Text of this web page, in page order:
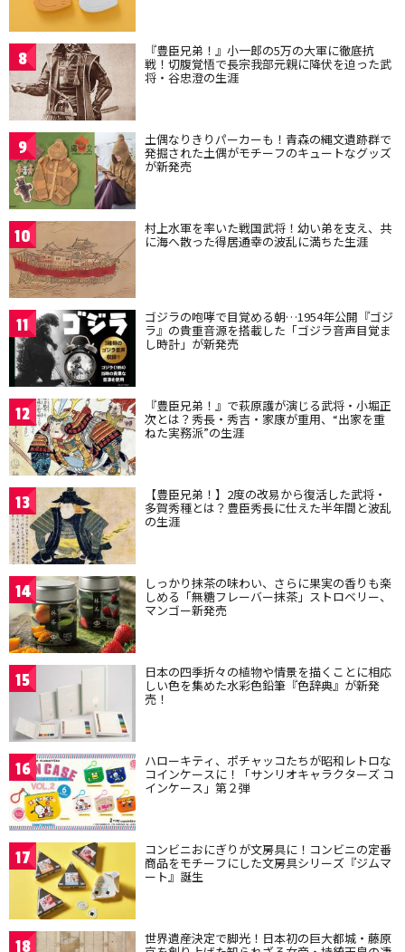
8 『豊臣兄弟！』小一郎の5万の大軍に徹底抗
戦！切腹覚悟で長宗我部元親に降伏を迫った武
将・谷忠澄の生涯
9 土偶なりきりパーカーも！青森の縄文遺跡群で
発掘された土偶がモチーフのキュートなグッズ
が新発売
10 村上水軍を率いた戦国武将！幼い弟を支え、共
に海へ散った得居通幸の波乱に満ちた生涯
11 ゴジラの咆哮で目覚める朝…1954年公開『ゴジ
ラ』の貴重音源を搭載した「ゴジラ音声目覚ま
し時計」が新発売
12 『豊臣兄弟！』で萩原護が演じる武将・小堀正
次とは？秀長・秀吉・家康が重用、“出家を重
ねた実務派”の生涯
13 【豊臣兄弟！】2度の改易から復活した武将・
多賀秀種とは？豊臣秀長に仕えた半年間と波乱
の生涯
14 しっかり抹茶の味わい、さらに果実の香りも楽
しめる「無糖フレーバー抹茶」ストロベリー、
マンゴー新発売
15 日本の四季折々の植物や情景を描くことに相応
しい色を集めた水彩色鉛筆『色辞典』が新発
売！
16 ハローキティ、ポチャッコたちが昭和レトロな
コインケースに！「サンリオキャラクターズ コ
インケース」第２弾
17 コンビニおにぎりが文房具に！コンビニの定番
商品をモチーフにした文房具シリーズ『ジムマ
ート』誕生
18 世界遺産決定で脚光！日本初の巨大都城・藤原